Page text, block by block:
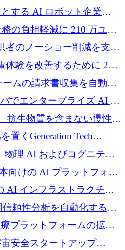
する AI ロボット企業
ルを調達
の負担軽減に 210 万ユー
者のノーショー削減を支援
ーロを調達
体験を改善するために 200
ームの請求書収集を自動化
ーロを調達
でエンタープライズ AI 導
1,200 万ユーロを確保
抗生物質を含まない慢性創
入するために 160 万ユー
置くGeneration Tech
ーロのAIロールアップファ
物理 AI およびコグニティ
ラットフォームを拡張する
で最大 14 億ドルを確保
向けの AI プラットフォー
1,800 万ドルを調達
AI インフラストラクチャ
万ドルを調達
信頼性分析を自動化するた
調達
プラットフォームの拡大
保
安全スタートアップ